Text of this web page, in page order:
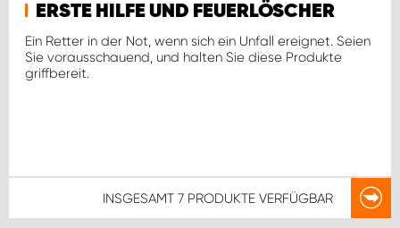
ERSTE HILFE UND FEUERLÖSCHER
Ein Retter in der Not, wenn sich ein Unfall ereignet. Seien
Sie vorausschauend, und halten Sie diese Produkte
griffbereit.
INSGESAMT 7 PRODUKTE VERFÜGBAR